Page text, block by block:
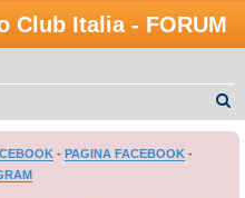
Club Italia - FORUM
- PAGINA FACEBOOK-